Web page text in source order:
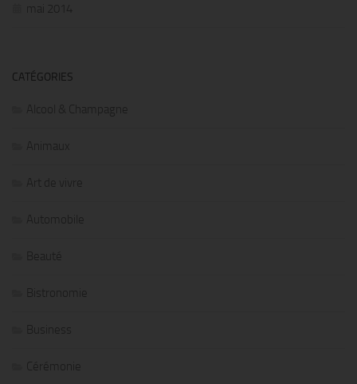
mai 2014
CATÉGORIES
Alcool & Champagne
Animaux
Art de vivre
Automobile
Beauté
Bistronomie
Business
Cérémonie